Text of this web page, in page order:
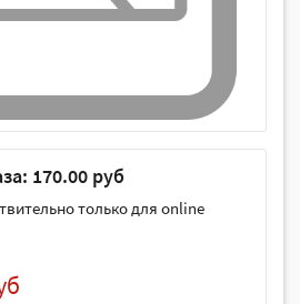
170.00 руб
только для online